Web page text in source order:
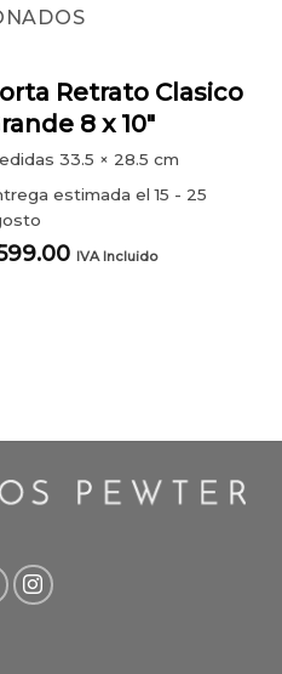
Retrato Clasico
8 x 10″
33.5 × 28.5 cm
estimada el 15 - 25
IVA Incluido